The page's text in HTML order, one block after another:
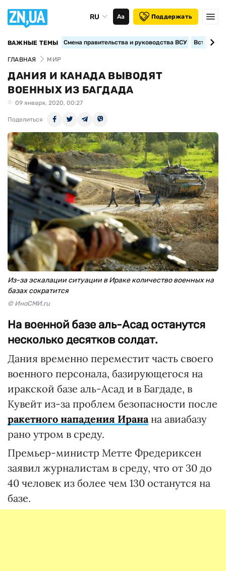
RU Аа Поддержать
ВАЖНЫЕ ТЕМЫ Смена правительства и руководства ВСУ
ГЛАВНАЯ МИР
ДАНИЯ И КАНАДА ВЫВОДЯТ
ВОЕННЫХ ИЗ БАГДАДА
09 января, 2020, 00:27
Поделиться
Из-за эскалации ситуации в Ираке количество военных на
базах сократится
© ИноСМИ.ru
На военной базе аль-Асад останутся
несколько десятков солдат.
Дания временно переместит часть своего
военного персонала, базирующегося на
иракской базе аль-Асад и в Багдаде, в
Кувейт из-за проблем безопасности после
ракетного нападения Иранана авиабазу
рано утром в среду.
Премьер-министр Метте Фредериксен
заявил журналистам в среду, что от 30 до
40 человек из более чем 130 останутся на
базе.